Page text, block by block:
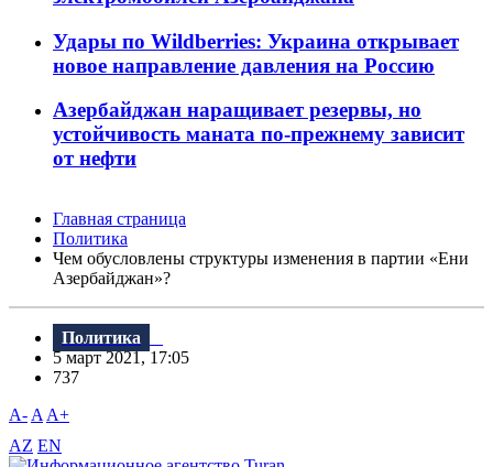
Удары по Wildberries: Украина открывает
новое направление давления на Россию
Азербайджан наращивает резервы, но
устойчивость маната по-прежнему зависит
от нефти
Главная страница
Политика
Чем обусловлены структуры изменения в партии «Ени
Азербайджан»?
Политика
5 март 2021, 17:05
737
A- A A+
AZ EN